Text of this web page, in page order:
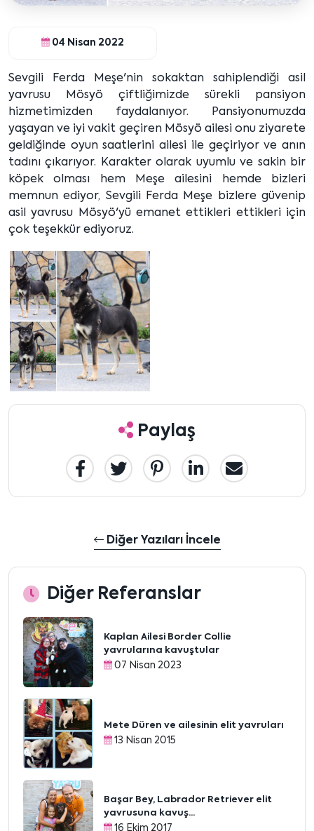
04 Nisan 2022
Sevgili Ferda Meşe'nin sokaktan sahiplendiği asil
yavrusu Mösyö çiftliğimizde sürekli pansiyon
hizmetimizden faydalanıyor. Pansiyonumuzda
yaşayan ve iyi vakit geçiren Mösyö ailesi onu ziyarete
geldiğinde oyun saatlerini ailesi ile geçiriyor ve anın
tadını çıkarıyor. Karakter olarak uyumlu ve sakin bir
köpek olması hem Meşe ailesini hemde bizleri
memnun ediyor, Sevgili Ferda Meşe bizlere güvenip
asil yavrusu Mösyö'yü emanet ettikleri ettikleri için
çok teşekkür ediyoruz.
Paylaş
Diğer Yazıları İncele
Diğer Referanslar
Kaplan Ailesi Border Collie
yavrularına kavuştular
07 Nisan 2023
Mete Düren ve ailesinin elit yavruları
13 Nisan 2015
Başar Bey, Labrador Retriever elit
yavrusuna kavuş...
16 Ekim 2017